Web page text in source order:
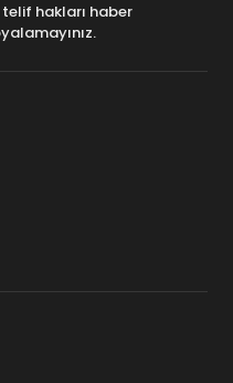
hakları haber